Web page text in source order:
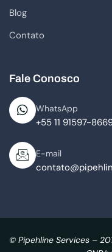
Blog
Contato
Fale Conosco
WhatsApp
+55 11 91597-
E-mail
© Pipehline Services –